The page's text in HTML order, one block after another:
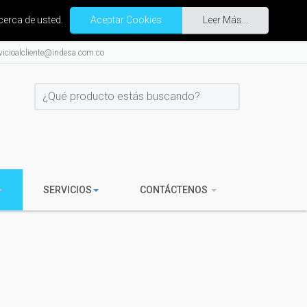
de usted. Aceptar Cookies Leer Más...
SERVICIOS CONTÁCTENOS